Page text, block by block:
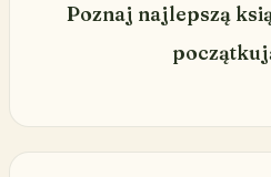
Poznaj najlepszą